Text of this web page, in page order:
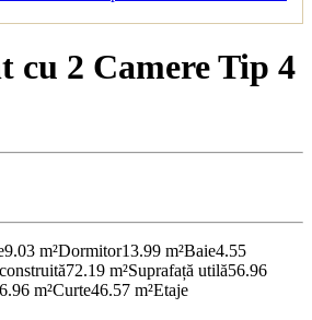
cu 2 Camere Tip 4
9.03 m²Dormitor13.99 m²Baie4.55
72.19 m²Suprafață utilă56.96
m²Curte46.57 m²Etaje